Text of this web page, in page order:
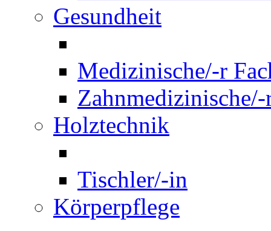
Gesundheit
Medizinische/-r
Holztechnik
Tischler/-in
Körperpflege